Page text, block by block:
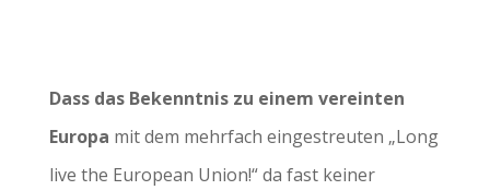
Dass das Bekenntnis zu einem vereinten
Europa mit dem mehrfach eingestreuten „Long
live the European Union!“ da fast keiner